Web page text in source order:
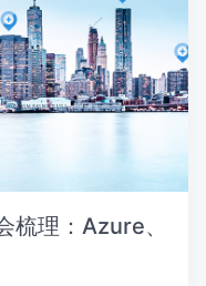
理：Azure、